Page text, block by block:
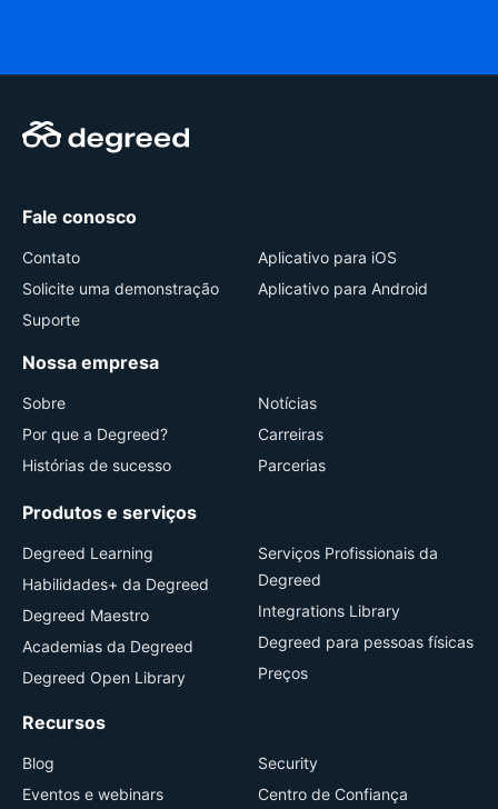
Fale conosco
Contato
Solicite uma demonstração
Suporte
Aplicativo para iOS
Aplicativo para Android
Nossa empresa
Sobre
Por que a Degreed?
Histórias de sucesso
Notícias
Carreiras
Parcerias
Produtos e serviços
Degreed Learning
Habilidades+ da Degreed
Degreed Maestro
Academias da Degreed
Degreed Open Library
Serviços Profissionais da
Degreed
Integrations Library
Degreed para pessoas físicas
Preços
Recursos
Blog
Eventos e webinars
Security
Centro de Confiança